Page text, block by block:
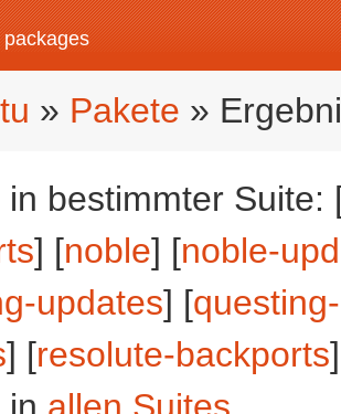
packages
» Pakete »
in bestimmter Suite:
] [noble] [noble-
updates] [
] [resolute-backports